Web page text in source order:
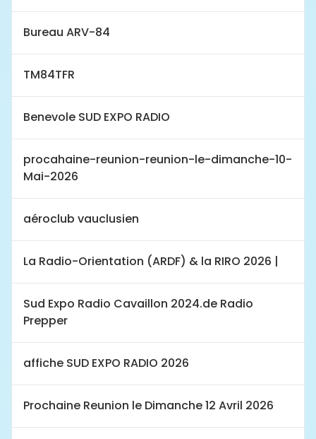
Bureau ARV-84
TM84TFR
Benevole SUD EXPO RADIO
procahaine-reunion-reunion-le-dimanche-10-
Mai-2026
aéroclub vauclusien
La Radio-Orientation (ARDF) & la RIRO 2026 |
Sud Expo Radio Cavaillon 2024.de Radio
Prepper
affiche SUD EXPO RADIO 2026
Prochaine Reunion le Dimanche 12 Avril 2026